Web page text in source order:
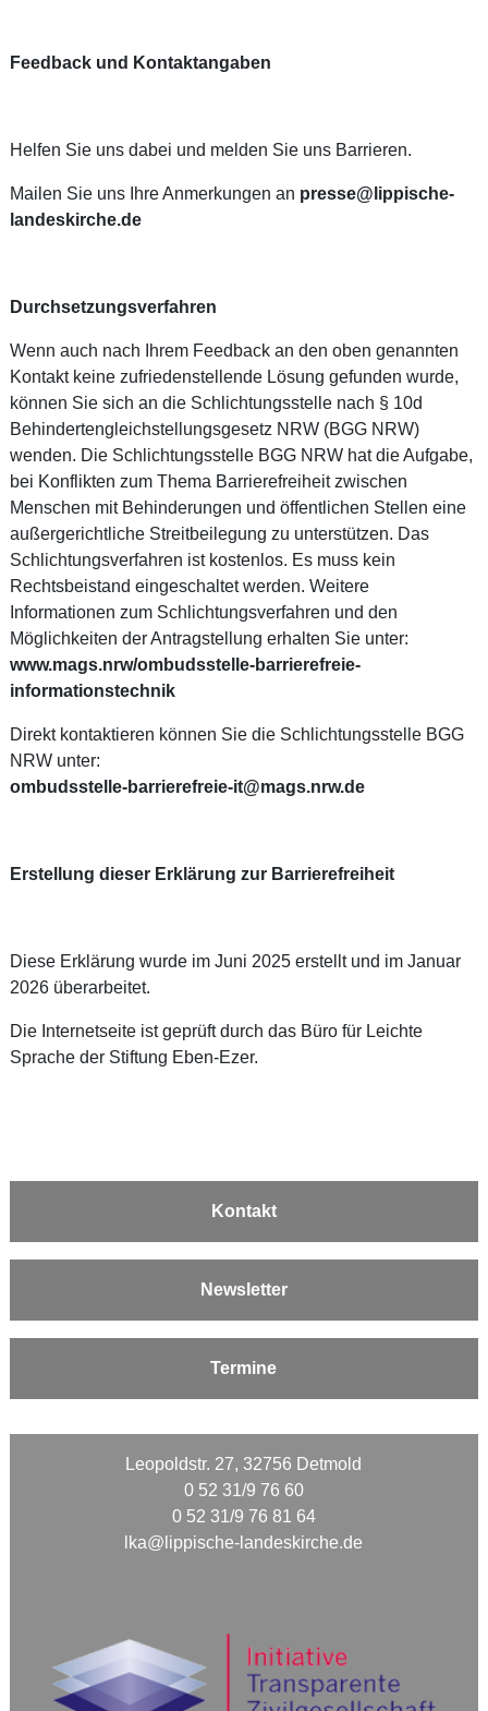
Feedback und Kontaktangaben
Helfen Sie uns dabei und melden Sie uns Barrieren.
Mailen Sie uns Ihre Anmerkungen an presse@lippische-
landeskirche.de
Durchsetzungsverfahren
Wenn auch nach Ihrem Feedback an den oben genannten
Kontakt keine zufriedenstellende Lösung gefunden wurde,
können Sie sich an die Schlichtungsstelle nach § 10d
Behindertengleichstellungsgesetz NRW (BGG NRW)
wenden. Die Schlichtungsstelle BGG NRW hat die Aufgabe,
bei Konflikten zum Thema Barrierefreiheit zwischen
Menschen mit Behinderungen und öffentlichen Stellen eine
außergerichtliche Streitbeilegung zu unterstützen. Das
Schlichtungsverfahren ist kostenlos. Es muss kein
Rechtsbeistand eingeschaltet werden. Weitere
Informationen zum Schlichtungsverfahren und den
Möglichkeiten der Antragstellung erhalten Sie unter:
www.mags.nrw/ombudsstelle-barrierefreie-
informationstechnik
Direkt kontaktieren können Sie die Schlichtungsstelle BGG
NRW unter:
ombudsstelle-barrierefreie-it@mags.nrw.de
Erstellung dieser Erklärung zur Barrierefreiheit
Diese Erklärung wurde im Juni 2025 erstellt und im Januar
2026 überarbeitet.
Die Internetseite ist geprüft durch das Büro für Leichte
Sprache der Stiftung Eben-Ezer.
Kontakt
Newsletter
Termine
Leopoldstr. 27, 32756 Detmold
0 52 31/9 76 60
0 52 31/9 76 81 64
lka@lippische-landeskirche.de